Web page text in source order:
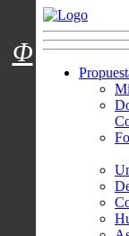
Menú
Φ